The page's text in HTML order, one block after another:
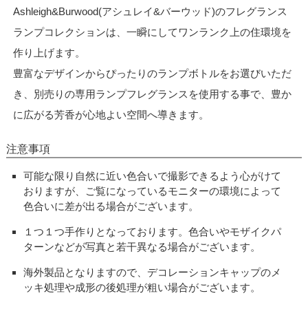
Ashleigh&Burwood(アシュレイ&バーウッド)のフレグランス
ランプコレクションは、一瞬にしてワンランク上の住環境を
作り上げます。
豊富なデザインからぴったりのランプボトルをお選びいただ
き、別売りの専用ランプフレグランスを使用する事で、豊か
に広がる芳香が心地よい空間へ導きます。
注意事項
可能な限り自然に近い色合いで撮影できるよう心がけて
おりますが、ご覧になっているモニターの環境によって
色合いに差が出る場合がございます。
１つ１つ手作りとなっております。色合いやモザイクパ
ターンなどが写真と若干異なる場合がございます。
海外製品となりますので、デコレーションキャップのメ
ッキ処理や成形の後処理が粗い場合がございます。